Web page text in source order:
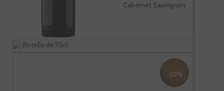
Cabernet Sauvignon
Botella de 75cl.
-10%